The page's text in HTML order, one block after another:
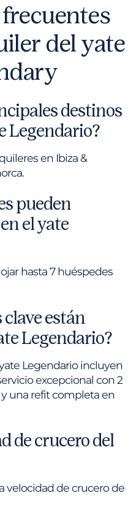
del yate
destinos
Legendario?
en Ibiza &
pueden
el yate
hasta 7 huéspedes
clave están
Legendario?
Legendario incluyen
excepcional con 2
una refit completa en
de crucero del
velocidad de crucero de